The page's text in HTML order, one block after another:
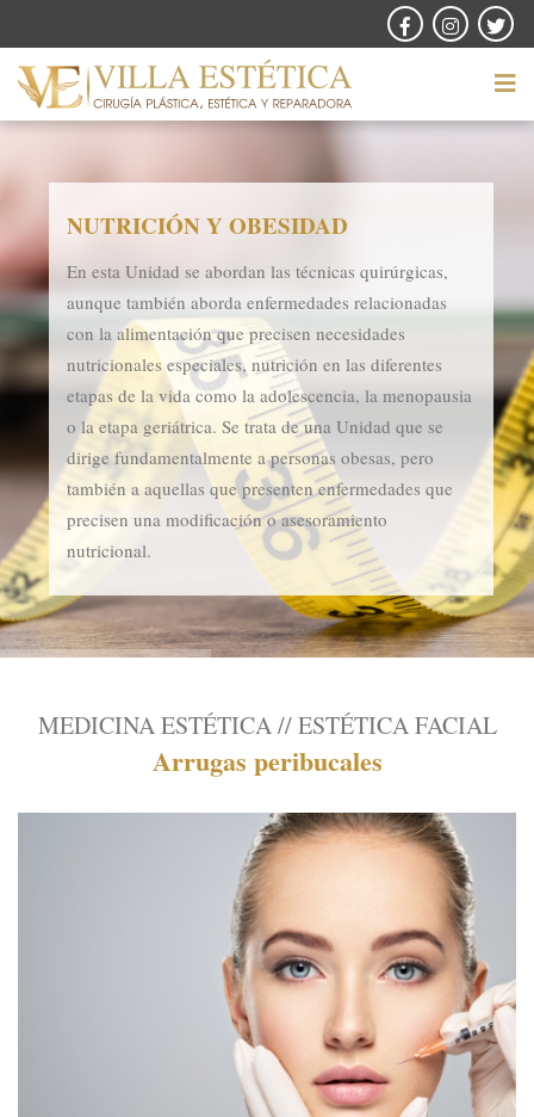
NUTRICIÓN Y OBESIDAD
En esta Unidad se abordan las técnicas quirúrgicas,
aunque también aborda enfermedades relacionadas
con la alimentación que precisen necesidades
nutricionales especiales, nutrición en las diferentes
etapas de la vida como la adolescencia, la menopausia
o la etapa geriátrica. Se trata de una Unidad que se
dirige fundamentalmente a personas obesas, pero
también a aquellas que presenten enfermedades que
precisen una modificación o asesoramiento
nutricional.
MEDICINA ESTÉTICA // ESTÉTICA FACIAL
Arrugas peribucales